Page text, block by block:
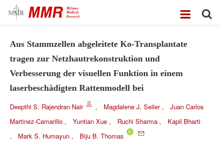
Aus Stammzellen abgeleitete Ko-Transplantate
tragen zur Netzhautrekonstruktion und
Verbesserung der visuellen Funktion in einem
laserbeschädigten Rattenmodell bei
Deepthi S. Rajendran Nair , Magdalene J. Seiler ,
Juan Carlos
Martinez-Camarillo , Yuntian Xue , Ruchi Sharma ,
Kapil Bharti
,
Mark S. Humayun ,
Biju B. Thomas